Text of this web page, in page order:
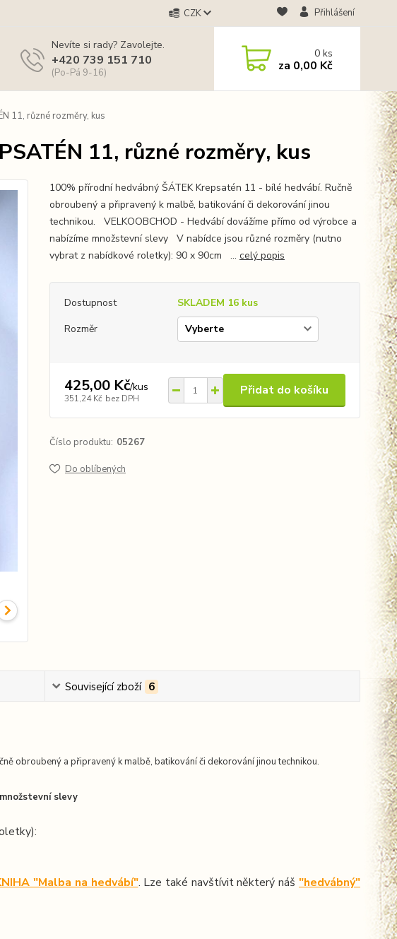
CZK Přihlášení
Nevíte si rady? Zavolejte.
+420 739 151 710
(Po-Pá 9-16)
0ks
za 0,00 Kč
11, různé rozměry, kus
11, různé rozměry, kus
100% přírodní hedvábný ŠÁTEK Krepsatén 11 - bílé hedvábí. Ručně
obroubený a připravený k malbě, batikování či dekorování jinou
technikou. VELKOOBCHOD - Hedvábí dovážíme přímo od výrobce a
nabízíme množstevní slevy V nabídce jsou různé rozměry (nutno
vybrat z nabídkové roletky): 90 x 90cm ... celý popis
Dostupnost
SKLADEM 16 kus
Rozměr
425,00 Kč/kus
351,24 Kč bez DPH
Přidat do košíku
Číslo produktu: 05267
Do oblíbených
Související zboží 6
obroubený a připravený k malbě, batikování či dekorování jinou technikou.
slevy
"Malba na hedvábí". Lze také navštívit některý náš "hedvábný"